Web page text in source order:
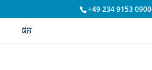
+49 234 9153 0900